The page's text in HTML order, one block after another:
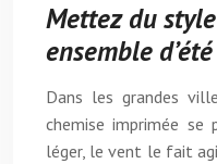
Mettez du
ensemble d’été
Dans les grandes
chemise imprimée
léger, le vent le fait